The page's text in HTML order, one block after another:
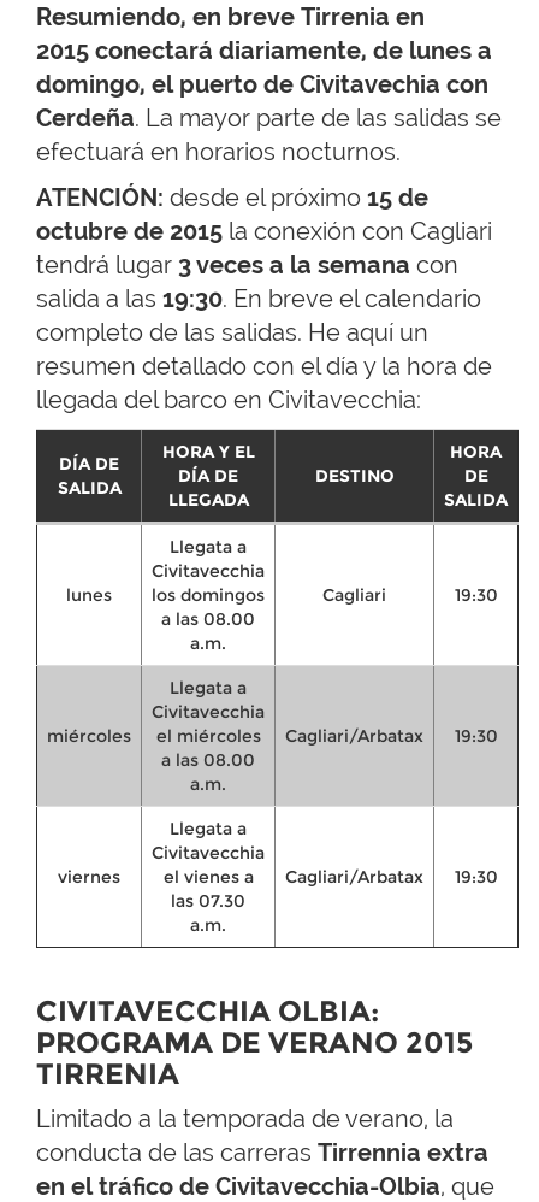
Resumiendo, en breve Tirrenia en
2015 conectará diariamente, de lunes a
domingo, el puerto de Civitavechia con
Cerdeña. La mayor parte de las salidas se
efectuará en horarios nocturnos.
ATENCIÓN: desde el próximo 15 de
octubre de 2015 la conexión con Cagliari
tendrá lugar 3 veces a la semana con
salida a las 19:30. En breve el calendario
completo de las salidas. He aquí un
resumen detallado con el día y la hora de
llegada del barco en Civitavecchia:
DÍA DE
SALIDA
HORA Y EL
DÍA DE
LLEGADA
DESTINO
HORA
DE
SALIDA
lunes
Llegata a
Civitavecchia
los domingos
a las 08.00
a.m.
Cagliari 19:30
miércoles
Llegata a
Civitavecchia
el miércoles
a las 08.00
a.m.
Cagliari/Arbatax 19:30
viernes
Llegata a
Civitavecchia
el vienes a
las 07.30
a.m.
Cagliari/Arbatax 19:30
CIVITAVECCHIA OLBIA:
PROGRAMA DE VERANO 2015
TIRRENIA
Limitado a la temporada de verano, la
conducta de las carreras Tirrennia extra
en el tráfico de Civitavecchia-Olbia, que